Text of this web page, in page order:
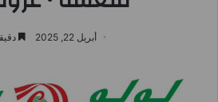
أبريل 22, 2025